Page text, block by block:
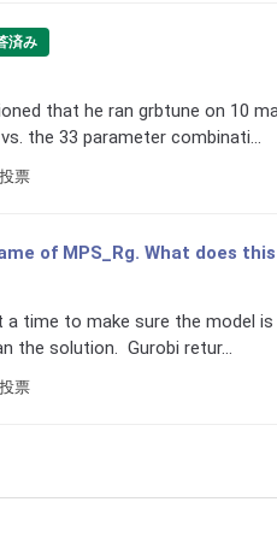
済み
that he ran grbtune on 10
the 33 parameter combinati...
票
of MPS_Rg. What does
time to make sure the model
the solution. Gurobi retur...
票